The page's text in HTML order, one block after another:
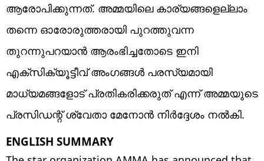
ആരോപിക്കുന്നത്. അമ്മയിലെ കാര്യങ്ങളെല്ലാം
തന്നെ ഓരോരുത്തരായി പുറത്തുവന്ന
തുറന്നുപറയാൻ ആരംഭിച്ചതോടെ ഇനി
എക്സിക്യൂട്ടീവ് അംഗങ്ങൾ പരസ്യമായി
മാധ്യമങ്ങളോട് പ്രതികരിക്കരുത് എന്ന് അമ്മയുടെ
പ്രസിഡന്റ് ശ്വേതാ മേനോൻ നിർദ്ദേശം നൽകി.
ENGLISH SUMMARY